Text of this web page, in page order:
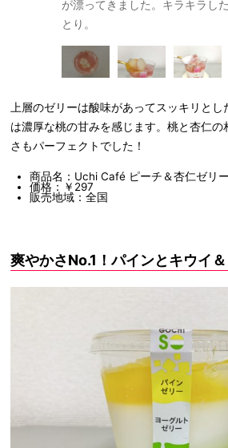
が漂ってきました。キラキラし
とり。
上層のゼリーは酸味があってスッキリとし
は濃厚な桃の甘みを感じます。桃と杏仁の
さもパーフェクトでした！
商品名：Uchi Café ピーチ＆杏仁ゼリー
価格：￥297
販売地域：全国
爽やかさNo.1！パインとキウイ